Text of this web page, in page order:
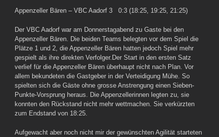
Appenzeller Bären – VBC Aadorf 3 0:3 (18:25, 19:25, 21:25)
Der VBC Aadorf war am Donnerstagabend zu Gaste bei den
Appenzeller Bären. Die beiden Teams belegten vor dem Spiel die
Plätze 1 und 2, die Appenzeller Bären hatten jedoch Spiel mehr
gespielt als ihre direkten Verfolger.Der Start in den ersten Satz
verlief für die Appenzeller Bären überhaupt nicht nach Plan. Vor
allem bekundeten die Gastgeber in der Verteidigung Mühe. So
spielten sich die Gäste ohne grosse Anstrengung einen Sieben-
Punkte-Vorsprung heraus. Die Appenzellerinnen legten zu, sie
konnten den Rückstand nicht mehr wettmachen. Sie verkürzten
zum Endstand von 18:25.
Aufgewacht aber noch nicht mir der gewünschten Agilität starteten